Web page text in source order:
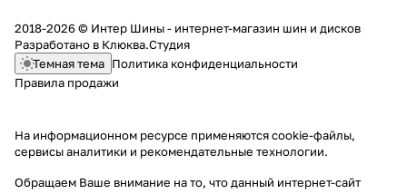
2018-2026 © Интер Шины - интернет-магазин шин и дисков
Разработано в Клюква.Студия
Темная тема Политика конфиденциальности
Правила продажи
На информационном ресурсе применяютсяcookie-файлы,
сервисы аналитики и рекомендательные технологии.
Обращаем Ваше внимание на то, что данный интернет-сайт